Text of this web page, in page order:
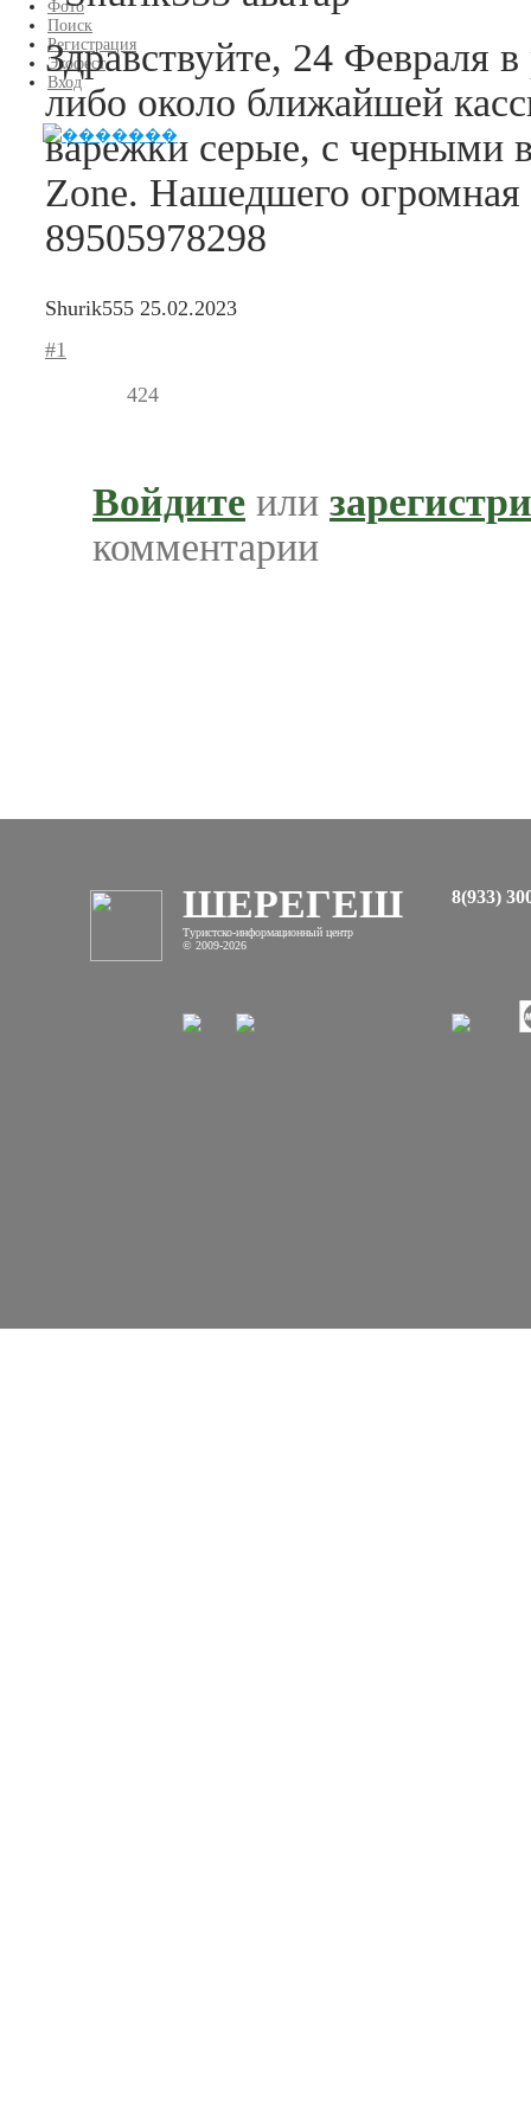
Фото
Поиск
Регистрация
Экофест
Вход
Здравствуйте, 24 Февраля
либо около ближайшей
варежки серые, с черными
Zone. Нашедшего огромная
89505978298
Shurik555 25.02.2023
#1
424
Войдите или
комментарии
ШЕРЕГЕШ
Туристско-информационный центр
© 2009-2026
8(933)